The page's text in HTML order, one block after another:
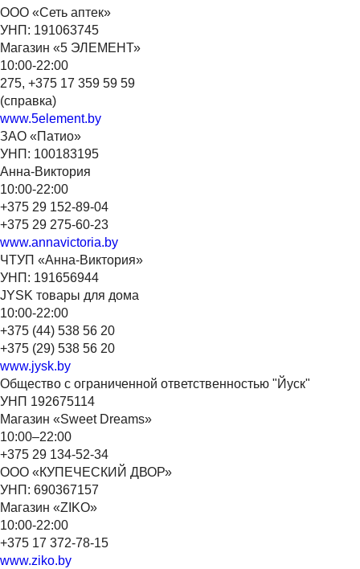
ООО «Сеть аптек»
УНП: 191063745
Магазин «5 ЭЛЕМЕНТ»
10:00-22:00
275, +375 17 359 59 59
(справка)
www.5element.by
ЗАО «Патио»
УНП: 100183195
Анна-Виктория
10:00-22:00
+375 29 152-89-04
+375 29 275-60-23
www.annavictoria.by
ЧТУП «Анна-Виктория»
УНП: 191656944
JYSK товары для дома
10:00-22:00
+375 (44) 538 56 20
+375 (29) 538 56 20
www.jysk.by
Общество с ограниченной ответственностью "Йуск"
УНП 192675114
Магазин «Sweet Dreams»
10:00–22:00
+375 29 134-52-34
ООО «КУПЕЧЕСКИЙ ДВОР»
УНП: 690367157
Магазин «ZIKO»
10:00-22:00
+375 17 372-78-15
www.ziko.by